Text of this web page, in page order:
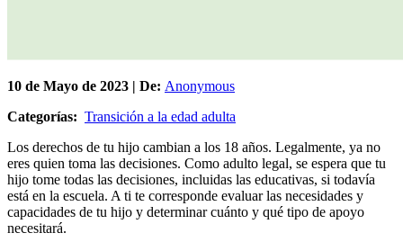
10 de Mayo de 2023 | De: Anonymous
Categorías: Transición a la edad adulta
Los derechos de tu hijo cambian a los 18 años. Legalmente, ya no
eres quien toma las decisiones. Como adulto legal, se espera que tu
hijo tome todas las decisiones, incluidas las educativas, si todavía
está en la escuela. A ti te corresponde evaluar las necesidades y
capacidades de tu hijo y determinar cuánto y qué tipo de apoyo
necesitará.